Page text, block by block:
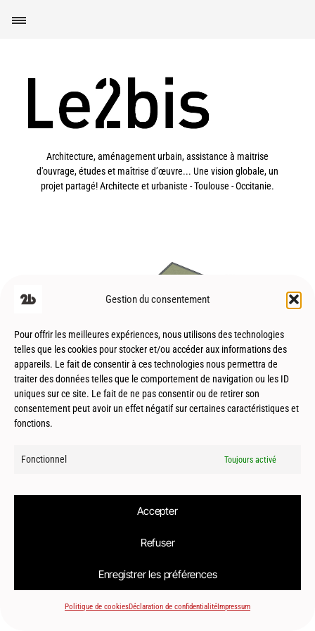
Gestion du consentement
Pour offrir les meilleures expériences, nous utilisons des technologies
telles que les cookies pour stocker et/ou accéder aux informations des
appareils. Le fait de consentir à ces technologies nous permettra de
traiter des données telles que le comportement de navigation ou les ID
uniques sur ce site. Le fait de ne pas consentir ou de retirer son
consentement peut avoir un effet négatif sur certaines caractéristiques et
fonctions.
Fonctionnel Toujours activé
Accepter
Refuser
Enregistrer les préférences
Politique de cookiesDéclaration de confidentialitéImpressum
Architecture, aménagement urbain, assistance à maitrise
d'ouvrage, études et maîtrise d’œuvre... Une vision globale, un
projet partagé! Architecte et urbaniste - Toulouse - Occitanie.
Saint Sulpice (31) – Tertiaire – Locaux
d’activités – Genimap